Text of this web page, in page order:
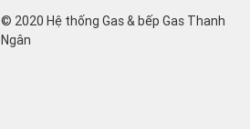
© 2020 Hệ thống Gas & bếp Gas Thanh
Ngân